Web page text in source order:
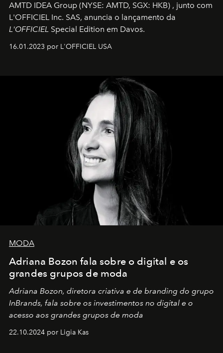
AMTD IDEA Group (NYSE: AMTD, SGX: HKB) , junto com
L'OFFICIEL Inc. SAS, anuncia o lançamento da
L'OFFICIEL Special Edition em Davos.
16.01.2023 por L'OFFICIEL USA
MODA
Adriana Bozon fala sobre o digital e os
grandes grupos de moda
Adriana Bozon, diretora criativa e de branding do grupo
InBrands, fala sobre os investimentos no digital e o
acesso aos grandes grupos de moda
22.10.2024 por Ligia Kas